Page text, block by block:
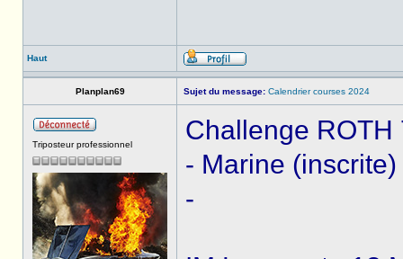
Haut
Planplan69 Sujet du message: Calendrier courses 2024
Triposteur professionnel
Challenge ROTH
- Marine (inscrite)
-